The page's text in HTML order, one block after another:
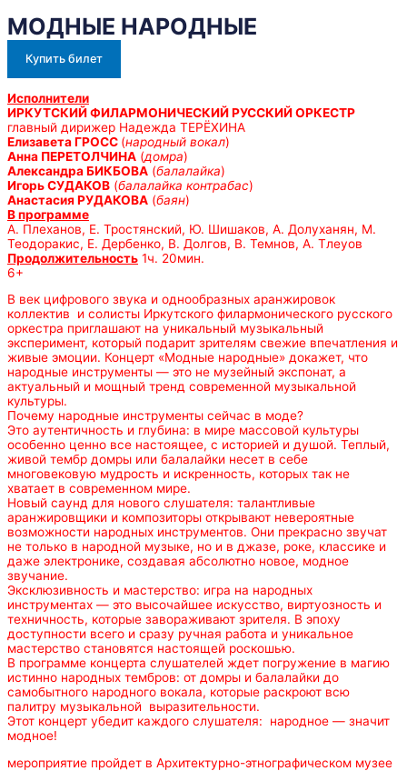
МОДНЫЕ НАРОДНЫЕ
Купить билет
Исполнители
ИРКУТСКИЙ ФИЛАРМОНИЧЕСКИЙ РУССКИЙ ОРКЕСТР
главный дирижер Надежда ТЕРЁХИНА
Елизавета ГРОСС (народный вокал)
Анна ПЕРЕТОЛЧИНА (домра)
Александра БИКБОВА (балалайка)
Игорь СУДАКОВ (балалайка контрабас)
Анастасия РУДАКОВА (баян)
В программе
А. Плеханов, Е. Тростянский, Ю. Шишаков, А. Долуханян, М.
Теодоракис, Е. Дербенко, В. Долгов, В. Темнов, А. Тлеуов
Продолжительность 1ч. 20мин.
6+
В век цифрового звука и однообразных аранжировок
коллектив и солисты Иркутского филармонического русского
оркестра приглашают на уникальный музыкальный
эксперимент, который подарит зрителям свежие впечатления и
живые эмоции. Концерт «Модные народные» докажет, что
народные инструменты — это не музейный экспонат, а
актуальный и мощный тренд современной музыкальной
культуры.
Почему народные инструменты сейчас в моде?
Это аутентичность и глубина: в мире массовой культуры
особенно ценно все настоящее, с историей и душой. Теплый,
живой тембр домры или балалайки несет в себе
многовековую мудрость и искренность, которых так не
хватает в современном мире.
Новый саунд для нового слушателя: талантливые
аранжировщики и композиторы открывают невероятные
возможности народных инструментов. Они прекрасно звучат
не только в народной музыке, но и в джазе, роке, классике и
даже электронике, создавая абсолютно новое, модное
звучание.
Эксклюзивность и мастерство: игра на народных
инструментах — это высочайшее искусство, виртуозность и
техничность, которые завораживают зрителя. В эпоху
доступности всего и сразу ручная работа и уникальное
мастерство становятся настоящей роскошью.
В программе концерта слушателей ждет погружение в магию
истинно народных тембров: от домры и балалайки до
самобытного народного вокала, которые раскроют всю
палитру музыкальной выразительности.
Этот концерт убедит каждого слушателя: народное — значит
модное!
мероприятие пройдет в Архитектурно-этнографическом музее